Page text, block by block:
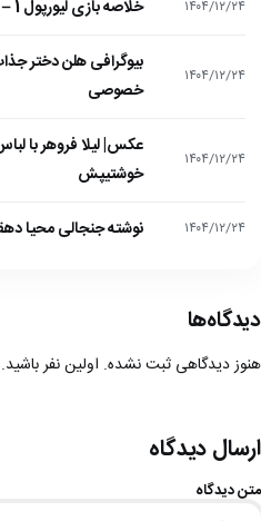
۱۴۰۴/۱۲/۲۴ خلاصه بازی لیورپول 1 – تاتنهام 1 (لیگ برتر انگلیس)
۱۴۰۴/۱۲/۲۴
بیوگرافی هلن دختر
خصوصی
۱۴۰۴/۱۲/۲۴
عکس| لیلا فروهر با
خوشتیپش
۱۴۰۴/۱۲/۲۴ نوشته جنجالی محیا
دیدگاه‌ها
هنوز دیدگاهی ثبت نشده. اولین نفر باشید.
ارسال دیدگاه
متن دیدگاه